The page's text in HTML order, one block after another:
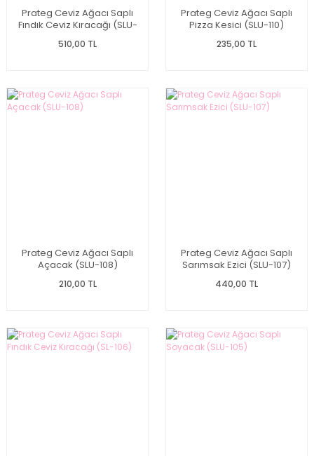
Prateg Ceviz Ağacı Saplı
Fındık Ceviz Kıracağı (SLU-
510,00 TL
Prateg Ceviz Ağacı Saplı
Pizza Kesici (SLU-110)
235,00 TL
Prateg Ceviz Ağacı Saplı
Açacak (SLU-108)
210,00 TL
Prateg Ceviz Ağacı Saplı
Sarımsak Ezici (SLU-107)
440,00 TL